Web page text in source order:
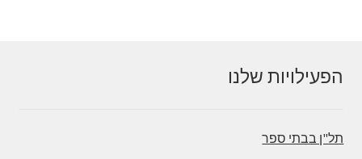
הפעילויות שלנו
תל"ן בבתי ספר